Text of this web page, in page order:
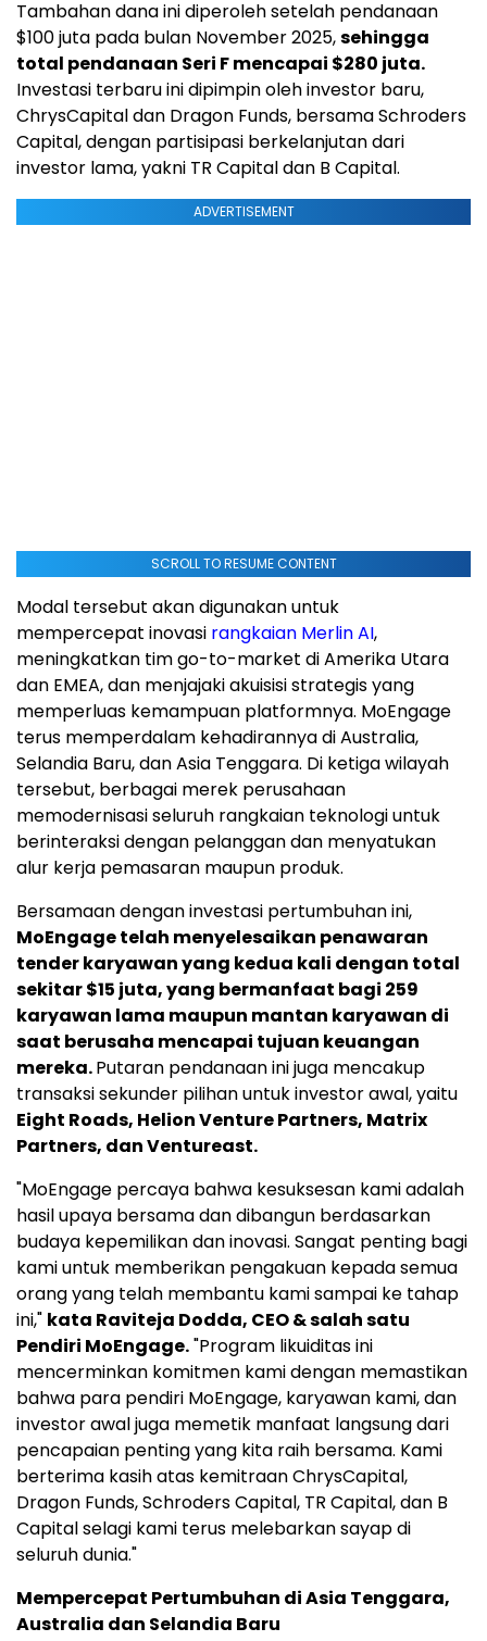
Tambahan dana ini diperoleh setelah pendanaan
$100juta pada bulan November 2025,sehingga
total pendanaan Seri F mencapai $280 juta.
Investasi terbaru ini dipimpin oleh investor baru,
ChrysCapital dan Dragon Funds, bersama Schroders
Capital, dengan partisipasi berkelanjutan dari
investor lama, yakni TR Capital dan B Capital.
ADVERTISEMENT
SCROLL TO RESUME CONTENT
Modal tersebut akan digunakan untuk
mempercepat inovasi rangkaian Merlin AI,
meningkatkan tim go-to-market diAmerika Utara
dan EMEA, dan menjajaki akuisisi strategis yang
memperluas kemampuan platformnya. MoEngage
terus memperdalam kehadirannya diAustralia,
Selandia Baru, danAsia Tenggara. Di ketiga wilayah
tersebut, berbagai merek perusahaan
memodernisasi seluruh rangkaian teknologi untuk
berinteraksi dengan pelanggan dan menyatukan
alur kerja pemasaran maupun produk.
Bersamaan dengan investasi pertumbuhan ini,
MoEngage telah menyelesaikan penawaran
tender karyawan yang kedua kali dengan total
sekitar$15 juta, yang bermanfaat bagi 259
karyawan lama maupun mantan karyawan di
saat berusaha mencapai tujuan keuangan
mereka.Putaran pendanaan ini juga mencakup
transaksi sekunder pilihan untuk investor awal, yaitu
Eight Roads, Helion Venture Partners, Matrix
Partners, dan Ventureast.
"MoEngage percaya bahwa kesuksesan kami adalah
hasil upaya bersama dan dibangun berdasarkan
budaya kepemilikan dan inovasi. Sangat penting bagi
kami untuk memberikan pengakuan kepada semua
orang yang telah membantu kami sampai ke tahap
ini," kata Raviteja Dodda, CEO & salah satu
Pendiri MoEngage."Program likuiditas ini
mencerminkan komitmen kami dengan memastikan
bahwa para pendiri MoEngage, karyawan kami, dan
investor awal juga memetik manfaat langsung dari
pencapaian penting yang kita raih bersama. Kami
berterima kasih atas kemitraan ChrysCapital,
Dragon Funds, Schroders Capital, TR Capital, dan B
Capital selagi kami terus melebarkan sayap di
seluruh dunia."
Mempercepat Pertumbuhan diAsia Tenggara,
Australia dan Selandia Baru